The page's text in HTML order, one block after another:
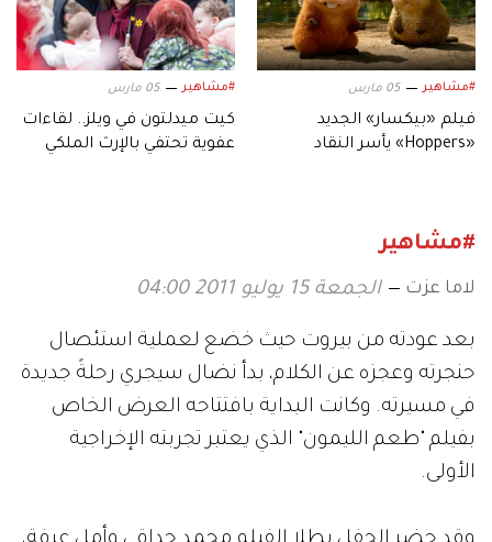
#مشاهير 05 مارس
فيلم «بيكسار» الجديد
«Hoppers» يأسر النقاد
#مشاهير 05 مارس
كيت ميدلتون في ويلز.. لقاءات
عفوية تحتفي بالإرث الملكي
#مشاهير
لاما عزت الجمعة 15 يوليو 2011 04:00
بعد عودته من بيروت حيث خضع لعملية استئصال
حنجرته وعجزه عن الكلام، بدأ نضال سيجري رحلةً جديدة
في مسيرته. وكانت البداية بافتتاحه العرض الخاص
بفيلم "طعم الليمون" الذي يعتبر تجربته الإخراجية
الأولى.